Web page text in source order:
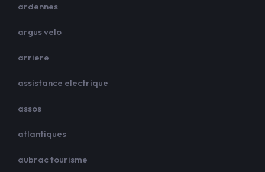
ardennes
argus velo
arriere
assistance electrique
assos
atlantiques
aubrac tourisme